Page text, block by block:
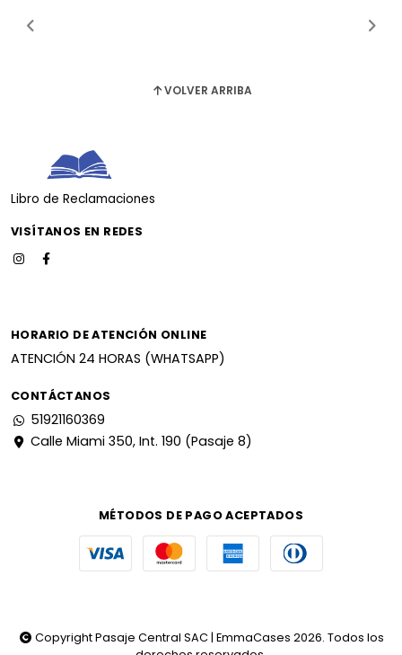
VOLVER ARRIBA
Libro de Reclamaciones
VISÍTANOS EN REDES
HORARIO DE ATENCIÓN ONLINE
ATENCIÓN 24 HORAS (WHATSAPP)
CONTÁCTANOS
51921160369
Calle Miami 350, Int. 190 (Pasaje 8)
MÉTODOS DE PAGO ACEPTADOS
Copyright Pasaje Central SAC | EmmaCases 2026. Todos los